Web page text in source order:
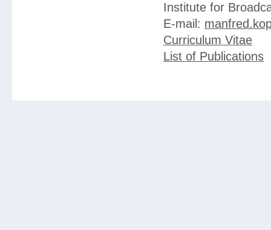
Institute for
E-mail:
Curriculum Vitae
List of Publications